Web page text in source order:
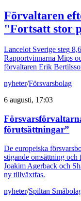
Förvaltaren
"Fortsatt stor
Lancelot Sverige steg
Rapportvinnarna Mips
förvaltaren Erik
nyheter/Försvarsbolag
6 augusti, 17:03
förutsättningar”
De europeiska
stigande omsättning
Joakim Agerback och
ny tillväxtfas.
nyheter/Spiltan